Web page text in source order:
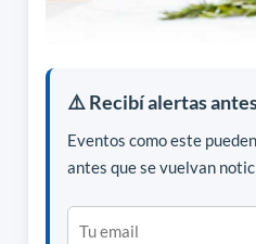
⚠️ Recibí alertas
Eventos como este
antes que se vuelvan